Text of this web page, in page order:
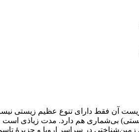
آن فقط دارای تنوع عظیم زیستی
بی‌شماری هم دارد. مدت زیاذی
در سراسر اروپا و جزیرۀ